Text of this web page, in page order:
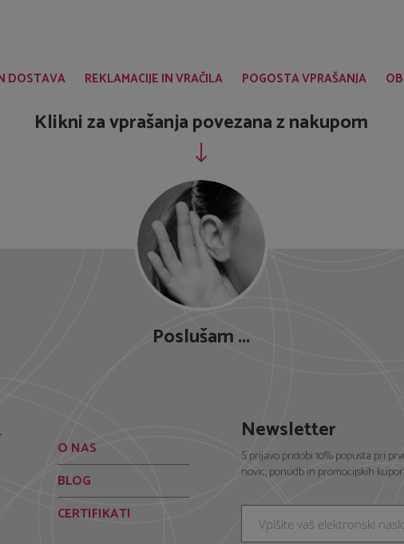
DOSTAVA REKLAMACIJE IN VRAČILA POGOSTA VPRAŠANJA
Klikni za vprašanja povezana z nakupom
Poslušam ...
O NAS
BLOG
CERTIFIKATI
Newsletter
S prijavo pridobi 10% popusta pri
novic, ponudb in promocijskih